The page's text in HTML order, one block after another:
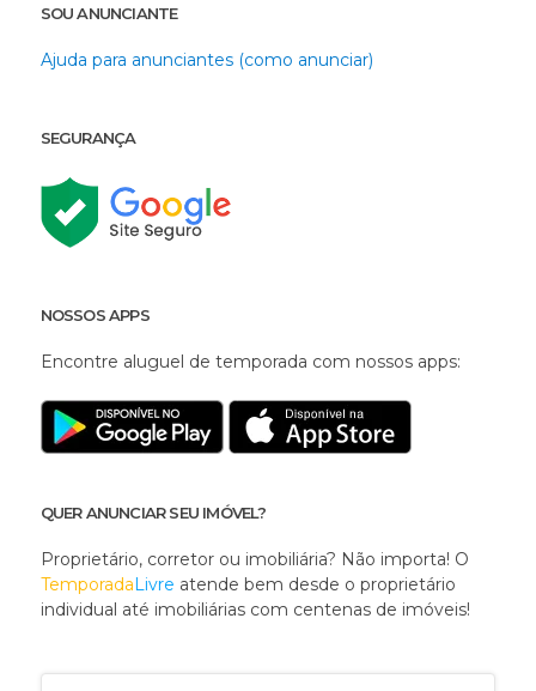
SOU ANUNCIANTE
Ajuda para anunciantes (como anunciar)
SEGURANÇA
NOSSOS APPS
Encontre aluguel de temporada com nossos apps:
QUER ANUNCIAR SEU IMÓVEL?
Proprietário, corretor ou imobiliária? Não importa! O
TemporadaLivre atende bem desde o proprietário
individual até imobiliárias com centenas de imóveis!